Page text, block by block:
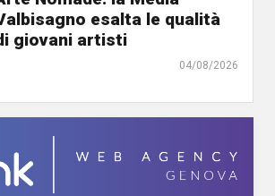
esalta le qualità
giovani artisti
04/08/2026